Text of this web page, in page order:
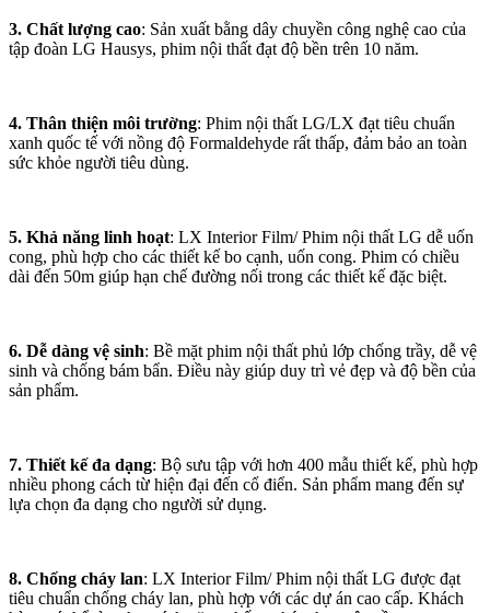
3. Chất lượng cao: Sản xuất bằng dây chuyền công nghệ cao của
tập đoàn LG Hausys, phim nội thất đạt độ bền trên 10 năm.
4. Thân thiện môi trường: Phim nội thất LG/LX đạt tiêu chuẩn
xanh quốc tế với nồng độ Formaldehyde rất thấp, đảm bảo an toàn
sức khỏe người tiêu dùng.
5. Khả năng linh hoạt: LX Interior Film/ Phim nội thất LG dễ uốn
cong, phù hợp cho các thiết kế bo cạnh, uốn cong. Phim có chiều
dài đến 50m giúp hạn chế đường nối trong các thiết kế đặc biệt.
6. Dễ dàng vệ sinh: Bề mặt phim nội thất phủ lớp chống trầy, dễ vệ
sinh và chống bám bẩn. Điều này giúp duy trì vẻ đẹp và độ bền của
sản phẩm.
7. Thiết kế đa dạng: Bộ sưu tập với hơn 400 mẫu thiết kế, phù hợp
nhiều phong cách từ hiện đại đến cổ điển. Sản phẩm mang đến sự
lựa chọn đa dạng cho người sử dụng.
8. Chống cháy lan: LX Interior Film/ Phim nội thất LG được đạt
tiêu chuẩn chống cháy lan, phù hợp với các dự án cao cấp. Khách